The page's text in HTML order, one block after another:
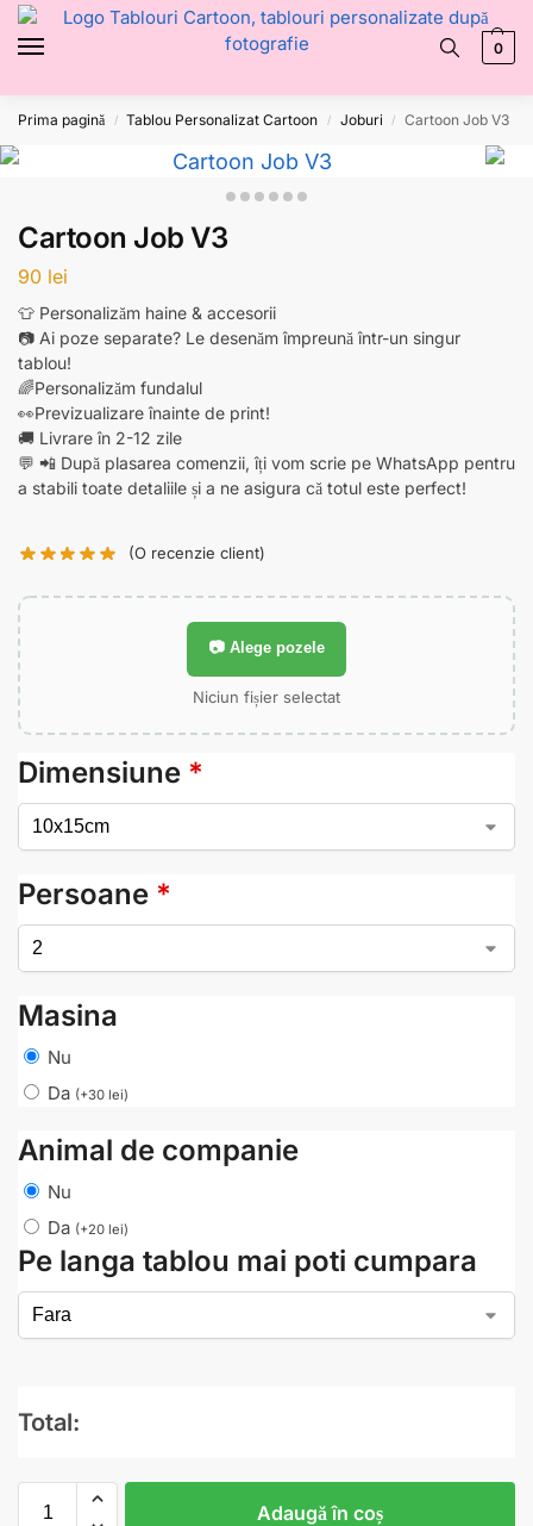
0
Prima pagină / Tablou Personalizat Cartoon / Joburi / Cartoon Job V3
Cartoon Job V3
90 lei
👕 Personalizăm haine & accesorii
📷 Ai poze separate? Le desenăm împreună într-un singur
tablou!
🌈Personalizăm fundalul
👀Previzualizare înainte de print!
🚚 Livrare în 2-12 zile
💬 📲 După plasarea comenzii, îți vom scrie pe WhatsApp pentru
a stabili toate detaliile și a ne asigura că totul este perfect!
(O recenzie client)
📷 Alege pozele
Niciun fișier selectat
Dimensiune *
Persoane *
Masina
Nu
Da (+30 lei)
Animal de companie
Nu
Da (+20 lei)
Pe langa tablou mai poti cumpara
Total:
Adaugă în coș